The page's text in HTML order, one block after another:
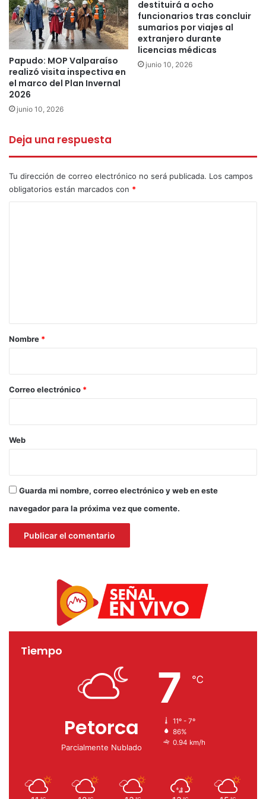
tres extranjeros un ciudadano chileno
Papudo: MOP Valparaíso
realizó visita inspectiva en
el marco del Plan Invernal
2026
junio 10, 2026
destituirá a ocho
funcionarios tras concluir
sumarios por viajes al
extranjero durante
licencias médicas
junio 10, 2026
Deja una respuesta
Tu dirección de correo electrónico no será publicada. Los campos
obligatorios están marcados con *
r
*
Nombre *
Correo electrónico *
Web
Guarda mi nombre, correo electrónico y web en este
navegador para la próxima vez que comente.
Tiempo
Petorca
Parcialmente Nublado
7 ℃
11º - 7º
86%
0.94 km/h